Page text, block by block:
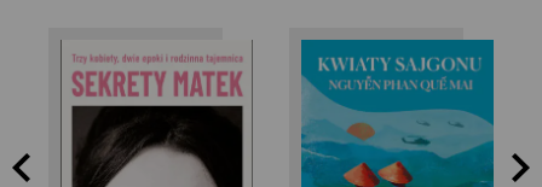
Sophie de Baere
Nguyễn Phan Quế
Mai